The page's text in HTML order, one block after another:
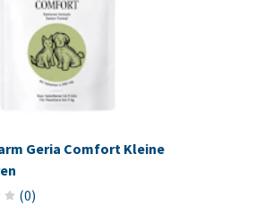
Geria Comfort Kleine
(0)